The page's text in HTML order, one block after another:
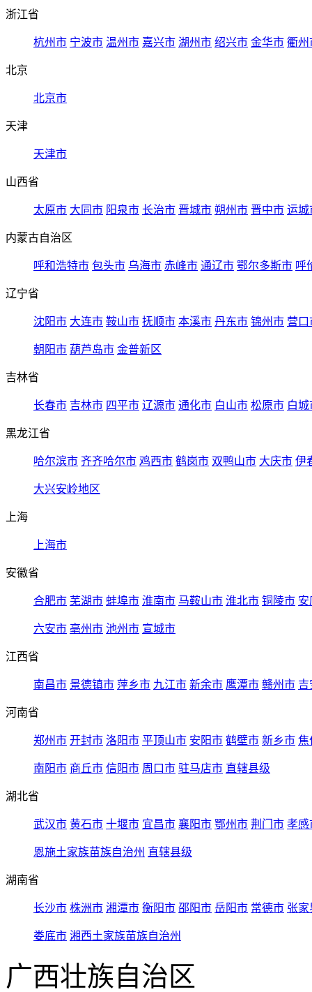
浙江省
杭州市 宁波市 温州市 嘉兴市 湖州市 绍兴市 金华市 衢州
北京
北京市
天津
天津市
山西省
太原市 大同市 阳泉市 长治市 晋城市 朔州市 晋中市 运城
内蒙古自治区
呼和浩特市 包头市 乌海市 赤峰市 通辽市 鄂尔多斯市 呼
辽宁省
沈阳市 大连市 鞍山市 抚顺市 本溪市 丹东市 锦州市 营口
朝阳市 葫芦岛市 金普新区
吉林省
长春市 吉林市 四平市 辽源市 通化市 白山市 松原市 白城
黑龙江省
哈尔滨市 齐齐哈尔市 鸡西市 鹤岗市 双鸭山市 大庆市 伊
大兴安岭地区
上海
上海市
安徽省
合肥市 芜湖市 蚌埠市 淮南市 马鞍山市 淮北市 铜陵市 安
六安市 亳州市 池州市 宣城市
江西省
南昌市 景德镇市 萍乡市 九江市 新余市 鹰潭市 赣州市 吉
河南省
郑州市 开封市 洛阳市 平顶山市 安阳市 鹤壁市 新乡市 焦
南阳市 商丘市 信阳市 周口市 驻马店市 直辖县级
湖北省
武汉市 黄石市 十堰市 宜昌市 襄阳市 鄂州市 荆门市 孝感
恩施土家族苗族自治州 直辖县级
湖南省
长沙市 株洲市 湘潭市 衡阳市 邵阳市 岳阳市 常德市 张家
娄底市 湘西土家族苗族自治州
广西壮族自治区